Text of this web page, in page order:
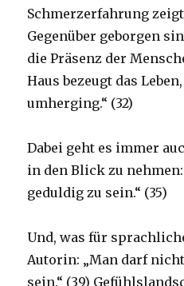
Schmerzerfahrung
Gegenüber geborgen
die Präsenz der
Haus bezeugt das
umherging.“ (32)
Dabei geht es immer
in den Blick zu
geduldig zu sein.“ (35)
Und, was für
Autorin: „Man darf
sein.“ (39)